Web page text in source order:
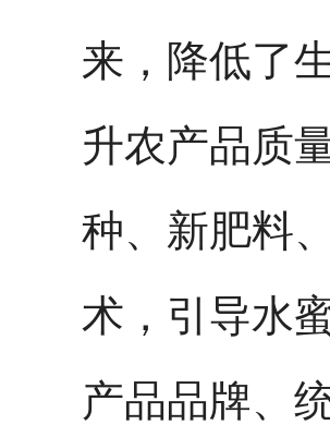
来，降低了
升农产品质
种、新肥料
术，引导水
产品品牌、